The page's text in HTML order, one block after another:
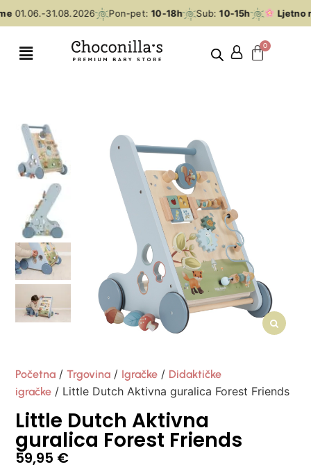
01.06.-31.08.2026 Pon-pet:10-18h Sub:10-15h Ljetno
Početna /Trgovina / Igračke / Didaktičke
igračke / Little Dutch Aktivna guralica Forest Friends
Little Dutch Aktivna
guralica Forest Friends
59,95 €